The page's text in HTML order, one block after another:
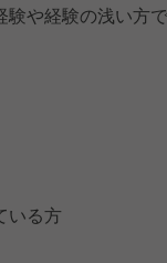
や経験の浅い方
いる方